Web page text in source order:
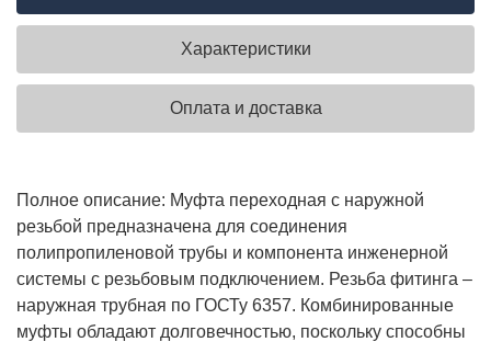
Характеристики
Оплата и доставка
Полное описание: Муфта переходная с наружной
резьбой предназначена для соединения
полипропиленовой трубы и компонента инженерной
системы с резьбовым подключением. Резьба фитинга –
наружная трубная по ГОСТу 6357. Комбинированные
муфты обладают долговечностью, поскольку способны